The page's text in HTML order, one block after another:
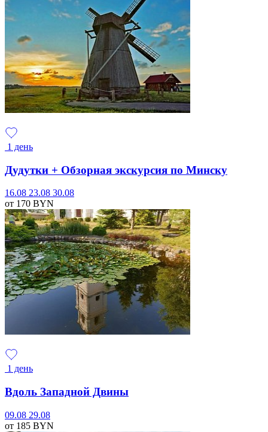
1 день
Дудутки + Обзорная экскурсия по Минску
16.08 23.08 30.08
от 170 BYN
1 день
Вдоль Западной Двины
09.08 29.08
от 185 BYN